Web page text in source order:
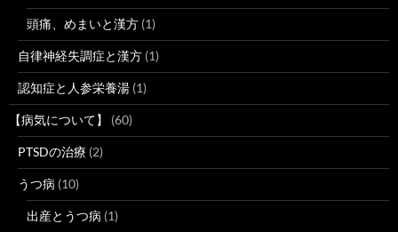
頭痛、めまいと漢方 (1)
自律神経失調症と漢方 (1)
認知症と人参栄養湯 (1)
【病気について】 (60)
PTSDの治療 (2)
うつ病 (10)
出産とうつ病 (1)